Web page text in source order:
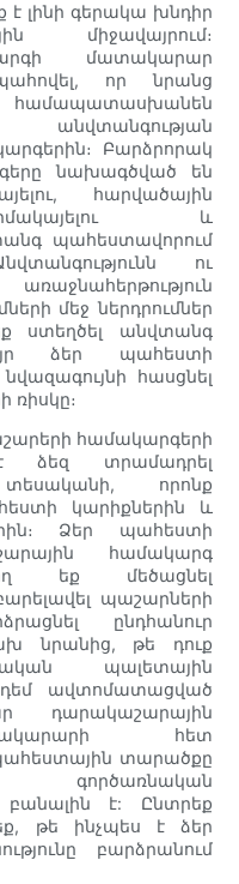
է լինի գերակա խնդիր
միջավայրում։
մատակարար
որ նրանց
համապատասխանեն
Բարձրորակ
նախագծված են
հարվածային
և
պահեստավորում
ու
մեջ ներդրումներ
ստեղծել անվտանգ
ձեր պահեստի
հասցնել
ռիսկը։
համակարգերի
ձեզ տրամադրել
որոնք
կարիքներին և
Ձեր պահեստի
համակարգ
եք մեծացնել
պաշարների
ընդհանուր
նրանից, թե դուք
պալետային
ավտոմատացված
դարակաշարային
հետ
տարածքը
գործառնական
բանալին է: Ընտրեք
թե ինչպես է ձեր
բարձրանում